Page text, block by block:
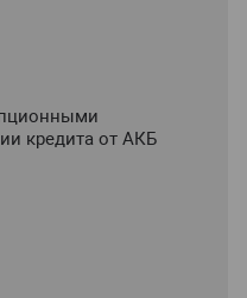
кредита от АКБ